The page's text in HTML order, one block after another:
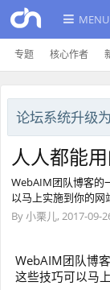
MENU
专题 核心作者
论坛系统升级
人人都能
WebAIM团队博客的
以马上实施到你的网
By小栗儿, 2017-09-
WebAIM团队博
这些技巧可以马